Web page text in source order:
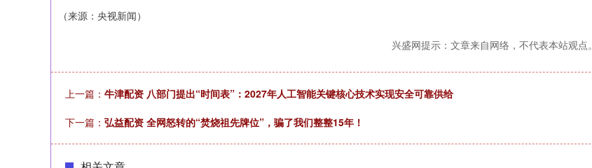
（来源：央视新闻）
兴盛网提示：文章来自网络，不代表本站观点。
上一篇： 牛津配资 八部门提出“时间表”：2027年人工智能关键核心技术实现安全可靠供给
下一篇： 弘益配资 全网怒转的“焚烧祖先牌位”，骗了我们整整15年！